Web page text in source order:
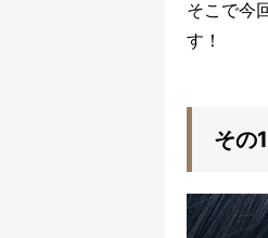
そこで今
す！
その